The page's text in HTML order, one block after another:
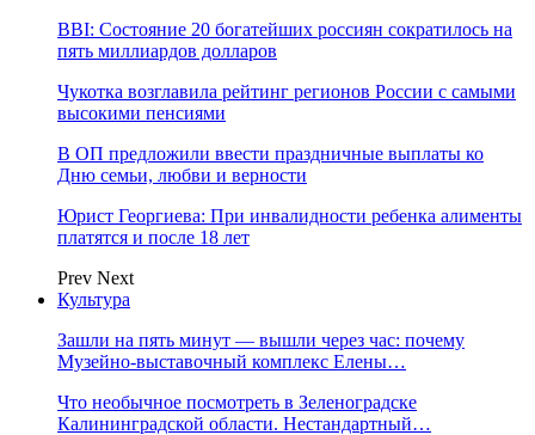
BBI: Состояние 20 богатейших россиян сократилось на
пять миллиардов долларов
Чукотка возглавила рейтинг регионов России с самыми
высокими пенсиями
В ОП предложили ввести праздничные выплаты ко
Дню семьи, любви и верности
Юрист Георгиева: При инвалидности ребенка алименты
платятся и после 18 лет
Prev Next
Культура
Зашли на пять минут — вышли через час: почему
Музейно-выставочный комплекс Елены…
Что необычное посмотреть в Зеленоградске
Калининградской области. Нестандартный…